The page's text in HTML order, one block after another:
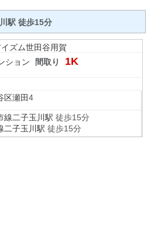
駅 徒歩15分
ズム世田谷用賀
ション 間取り 1K
区瀬田4
線二子玉川駅 徒歩15分
二子玉川駅 徒歩15分